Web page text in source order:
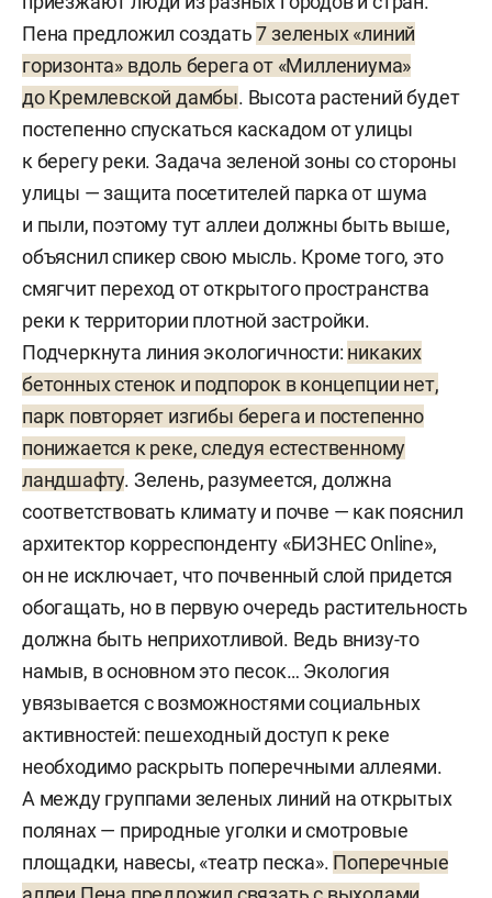
Пена предложил создать7 зеленых «линий
горизонта» вдоль берега от «Миллениума»
до Кремлевской дамбы. Высота растений будет
постепенно спускаться каскадом от улицы
к берегу реки. Задача зеленой зоны со стороны
улицы — защита посетителей парка от шума
и пыли, поэтому тут аллеи должны быть выше,
объяснил спикер свою мысль. Кроме того, это
смягчит переход от открытого пространства
реки к территории плотной застройки.
Подчеркнута линия экологичности: никаких
бетонных стенок и подпорок в концепции нет,
парк повторяет изгибы берега и постепенно
понижается к реке, следуя естественному
ландшафту. Зелень, разумеется, должна
соответствовать климату и почве — как пояснил
архитектор корреспонденту «БИЗНЕС Online»,
он не исключает, что почвенный слой придется
обогащать, но в первую очередь растительность
должна быть неприхотливой. Ведь внизу-то
намыв, в основном это песок… Экология
увязывается с возможностями социальных
активностей: пешеходный доступ к реке
необходимо раскрыть поперечными аллеями.
А между группами зеленых линий на открытых
полянах — природные уголки и смотровые
площадки, навесы, «театр песка». Поперечные